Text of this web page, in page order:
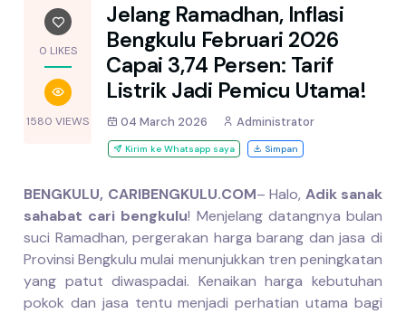
0 LIKES
1580 VIEWS
Jelang Ramadhan, Inflasi
Bengkulu Februari 2026
Capai 3,74 Persen: Tarif
Listrik Jadi Pemicu Utama!
04 March 2026 Administrator
Kirim ke Whatsapp saya Simpan
BENGKULU, CARIBENGKULU.COM– Halo, Adik sanak
sahabat cari bengkulu! Menjelang datangnya bulan
suci Ramadhan, pergerakan harga barang dan jasa di
Provinsi Bengkulu mulai menunjukkan tren peningkatan
yang patut diwaspadai. Kenaikan harga kebutuhan
pokok dan jasa tentu menjadi perhatian utama bagi